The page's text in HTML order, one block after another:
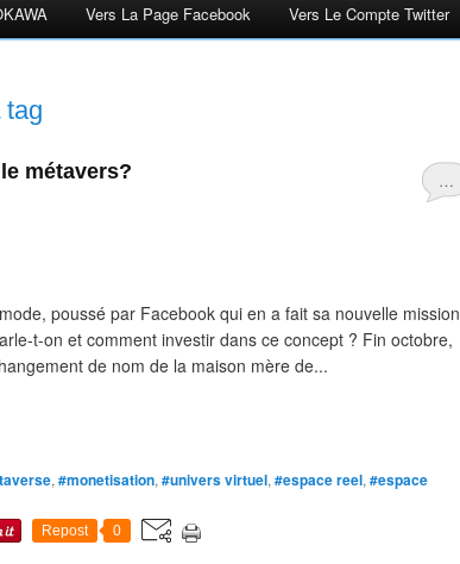
Vers La Page Facebook Vers Le Compte Twitter
tag
…
métavers?
poussé par Facebook qui en a fait sa nouvelle mission
t-on et comment investir dans ce concept ? Fin octobre,
de nom de la maison mère de...
, #monetisation, #univers virtuel, #espace reel, #espace
Repost 0